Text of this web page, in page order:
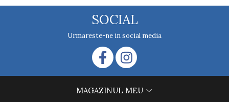
SOCIAL
Urmareste-ne in social media
MAGAZINUL MEU